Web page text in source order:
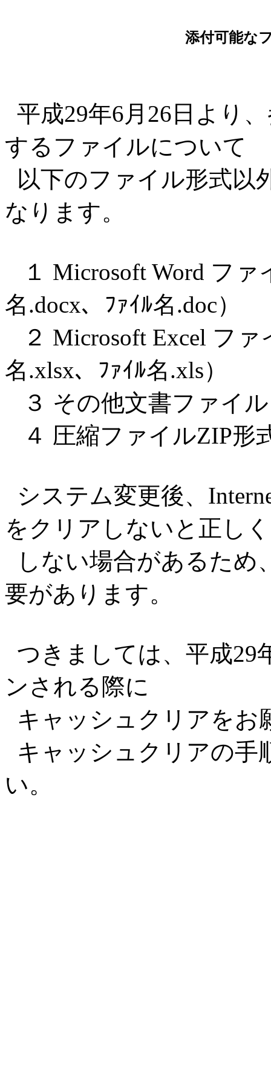
添付可能な
平成29年6月26日より
するファイルについて
以下のファイル形式以
なります。
１ Microsoft Word フ
名.docx、ﾌｧｲﾙ名.doc）
２ Microsoft Excel フ
名.xlsx、ﾌｧｲﾙ名.xls）
３ その他文書ファイル
４ 圧縮ファイルZIP形
システム変更後、
をクリアしないと正し
しない場合があるため
要があります。
つきましては、平成29
ンされる際に
キャッシュクリアをお
キャッシュクリアの手
い。